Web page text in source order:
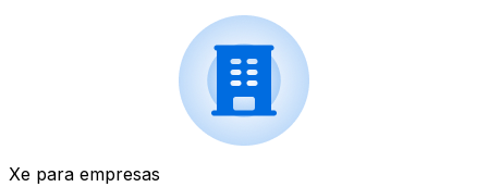
Xe para empresas